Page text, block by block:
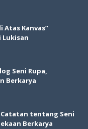
Atas Kanvas”
Lukisan
Seni Rupa,
Berkarya
tentang Seni
Berkarya